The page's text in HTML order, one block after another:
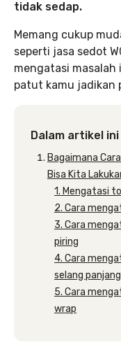
tidak sedap.
Memang cukup
seperti jasa sedot
mengatasi masalah
patut kamu jadikan
Dalam artikel ini
Bagaimana
Bisa Kita
1. Mengatasi
2. Cara
3. Cara
piring
4. Cara
selang
5. Cara
wrap